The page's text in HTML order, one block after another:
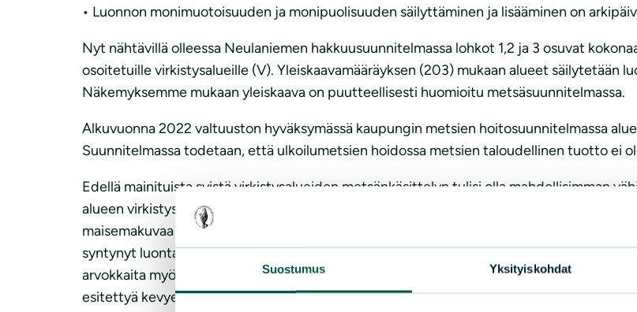
Suostumus Yksityiskohdat
• Luonnon monimuotoisuuden ja monipuolisuuden säilyttäminen ja lisääminen on
Nyt nähtävillä olleessa Neulaniemen hakkuusuunnitelmassa lohkot 1,2 ja 3 osuvat
osoitetuille virkistysalueille (V). Yleiskaavamääräyksen (203) mukaan alueet säilytetään
Näkemyksemme mukaan yleiskaava on puutteellisesti huomioitu metsäsuunnitelmassa.
Alkuvuonna 2022 valtuuston hyväksymässä kaupungin metsien hoitosuunnitelmassa
Suunnitelmassa todetaan, että ulkoilumetsien hoidossa metsien taloudellinen tuotto ei
Edellä mainituista syistä virkistysalueiden metsänkäsittelyn tulisi olla mahdollisimman
alueen virkistyskäyttöä. Näkemyksemme mukaan alueelle suunniteltu metsänkäyttö on
maisemakuvaa talousmetsäksi. Monet hakkuisiin tulevat metsäkuviot ovat saaneet
syntynyt luontainen metsän rakenne. Tämä on jo sinänsä Savossa ja jopa Suomessa
arvokkaita myös luonnon monimuotoisuuden kannalta. Neulaniemen metsät on
esitettyä kevyempi käsittely olisi varsin vähäinen muutos kokonaistilanteeseen nähden.